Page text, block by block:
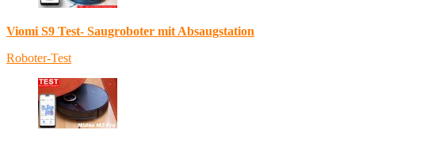
Viomi S9 Test- Saugroboter mit Absaugstation
Roboter-Test